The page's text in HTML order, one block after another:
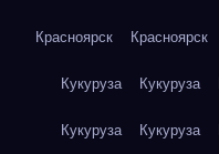
Красноярск Красноярск
Кукуруза Кукуруза
Кукуруза Кукуруза